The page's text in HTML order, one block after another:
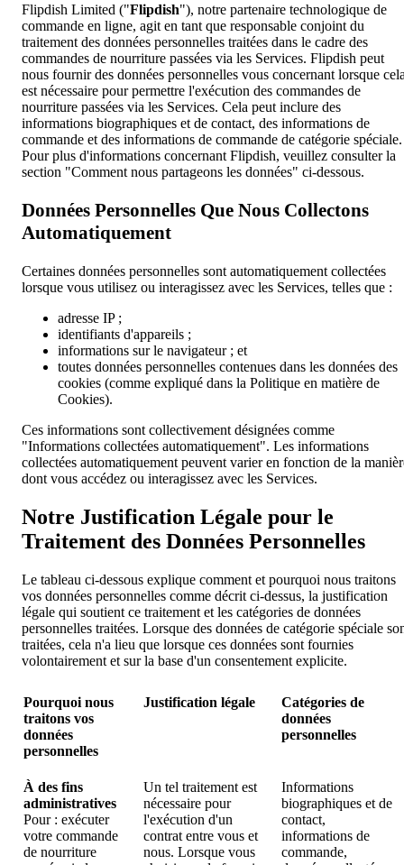
Flipdish Limited ("Flipdish"), notre partenaire technologique de
commande en ligne, agit en tant que responsable conjoint du
traitement des données personnelles traitées dans le cadre des
commandes de nourriture passées via les Services. Flipdish peut
nous fournir des données personnelles vous concernant lorsque
est nécessaire pour permettre l'exécution des commandes de
nourriture passées via les Services. Cela peut inclure des
informations biographiques et de contact, des informations de
commande et des informations de commande de catégorie spéciale.
Pour plus d'informations concernant Flipdish, veuillez consulter la
section "Comment nous partageons les données" ci-dessous.
Données Personnelles Que Nous Collectons
Automatiquement
Certaines données personnelles sont automatiquement collectées
lorsque vous utilisez ou interagissez avec les Services, telles que :
adresse IP ;
identifiants d'appareils ;
informations sur le navigateur ; et
toutes données personnelles contenues dans les données des
cookies (comme expliqué dans la Politique en matière de
Cookies).
Ces informations sont collectivement désignées comme
"Informations collectées automatiquement". Les informations
collectées automatiquement peuvent varier en fonction de la
dont vous accédez ou interagissez avec les Services.
Notre Justification Légale pour le
Traitement des Données Personnelles
Le tableau ci-dessous explique comment et pourquoi nous traitons
vos données personnelles comme décrit ci-dessus, la justification
légale qui soutient ce traitement et les catégories de données
personnelles traitées. Lorsque des données de catégorie spéciale
traitées, cela n'a lieu que lorsque ces données sont fournies
volontairement et sur la base d'un consentement explicite.
Pourquoi nous
traitons vos
données
personnelles
Justification légale
Catégories de
données
personnelles
À des fins
administratives
Pour : exécuter
votre commande
de nourriture
Un tel traitement est
nécessaire pour
l'exécution d'un
contrat entre vous et
nous. Lorsque vous
Informations
biographiques et de
contact,
informations de
commande,